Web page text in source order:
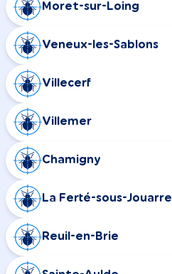
Moret-sur-Loing
Veneux-les-Sablons
Villecerf
Villemer
Chamigny
La Ferté-sous-Jouarre
Reuil-en-Brie